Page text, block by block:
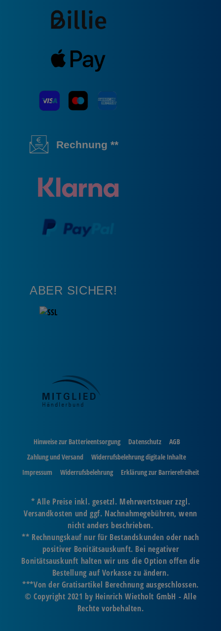
Rechnung **
ABER SICHER!
Hinweise zur Batterieentsorgung Datenschutz
AGB
Zahlung und Versand
Widerrufsbelehrung digitale Inhalte
Impressum
Widerrufsbelehrung Erklärung zur Barrierefreiheit
* Alle Preise inkl. gesetzl. Mehrwertsteuer zzgl.
Versandkosten und ggf. Nachnahmegebühren, wenn
nicht anders beschrieben.
** Rechnungskauf nur für Bestandskunden oder nach
positiver Bonitätsauskunft. Bei negativer
Bonitätsauskunft halten wir uns die Option offen die
Bestellung auf Vorkasse zu ändern.
***Von der Gratisartikel Berechnung ausgeschlossen.
© Copyright 2021 by Heinrich Wietholt GmbH - Alle
Rechte vorbehalten.